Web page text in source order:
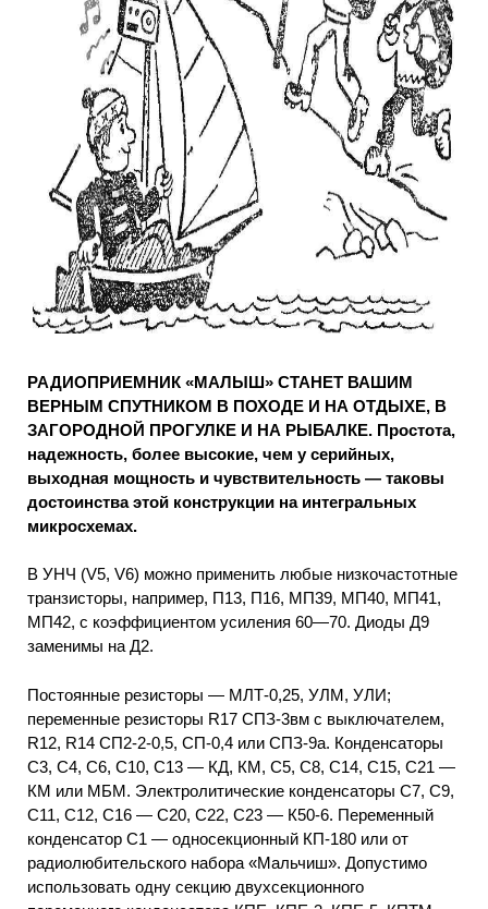
РАДИОПРИЕМНИК «МАЛЫШ» СТАНЕТ ВАШИМ
ВЕРНЫМ СПУТНИКОМ В ПОХОДЕ И НА ОТДЫХЕ, В
ЗАГОРОДНОЙ ПРОГУЛКЕ И НА РЫБАЛКЕ. Простота,
надежность, более высокие, чем у серийных,
выходная мощность и чувствительность — таковы
достоинства этой конструкции на интегральных
микросхемах.
В УНЧ (V5, V6) можно применить любые низкочастотные
транзисторы, например, П13, П16, МП39, МП40, МП41,
МП42, с коэффициентом усиления 60—70. Диоды Д9
заменимы на Д2.
Постоянные резисторы — МЛТ-0,25, УЛМ, УЛИ;
переменные резисторы R17 СПЗ-3вм с выключателем,
R12, R14 СП2-2-0,5, СП-0,4 или СПЗ-9а. Конденсаторы
С3, С4, С6, С10, С13 — КД, КМ, С5, С8, С14, С15, С21 —
КМ или МБМ. Электролитические конденсаторы С7, С9,
С11, С12, С16 — С20, С22, С23 — К50-6. Переменный
конденсатор С1 — односекционный КП-180 или от
радиолюбительского набора «Мальчиш». Допустимо
использовать одну секцию двухсекционного